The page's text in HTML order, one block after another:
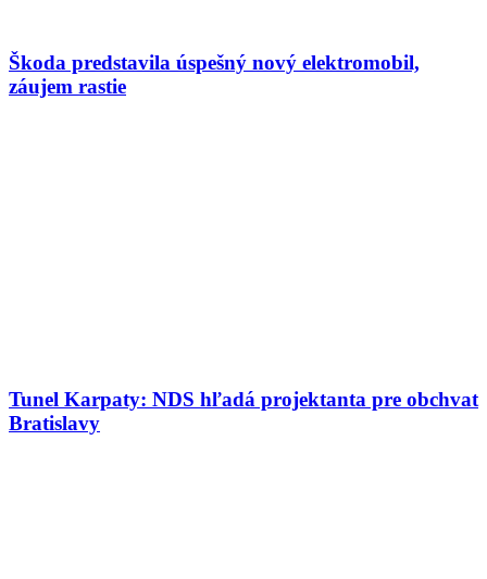
Škoda predstavila úspešný nový elektromobil,
záujem rastie
Tunel Karpaty: NDS hľadá projektanta pre obchvat
Bratislavy